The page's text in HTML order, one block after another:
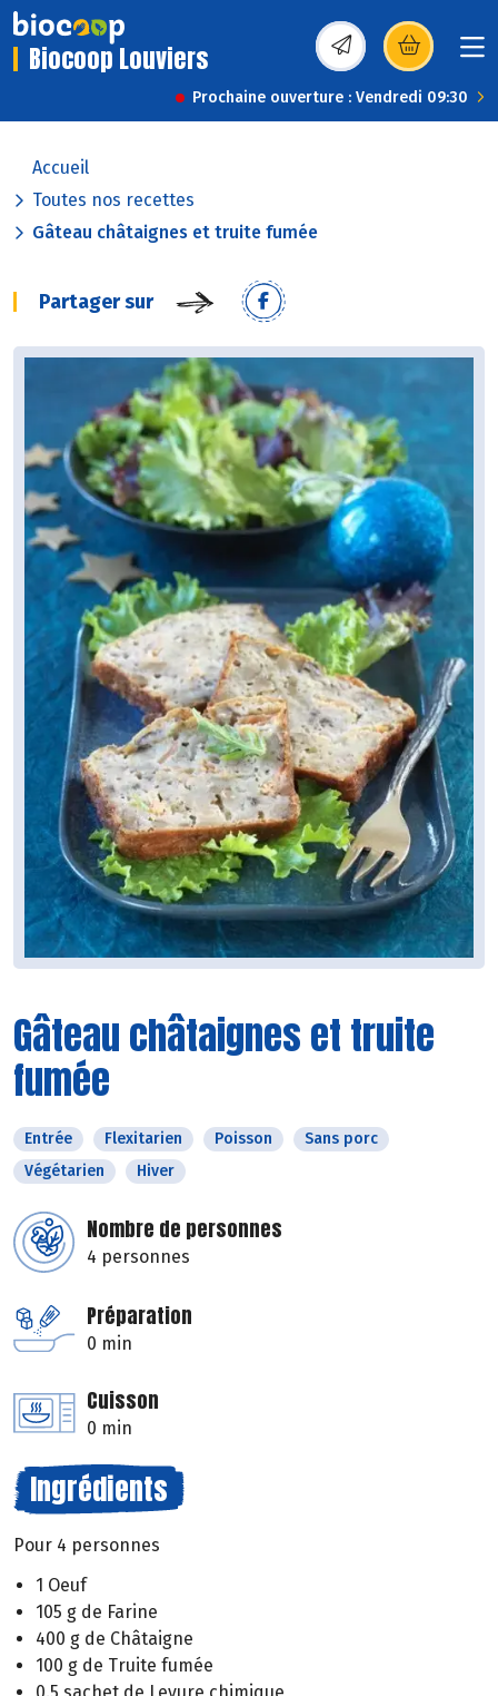
Biocoop Louviers (s’ouvre dans une
Prochaine ouverture : Vendredi 09:30
Accueil
Toutes nos recettes
Gâteau châtaignes et truite fumée
Partager sur
Gâteau châtaignes et truite
fumée
Entrée Flexitarien Poisson
Sans porc
Végétarien
Hiver
Nombre de personnes
4 personnes
Préparation
0 min
Cuisson
0 min
Ingrédients
Pour 4 personnes
1 Oeuf
105 g de Farine
400 g de Châtaigne
100 g de Truite fumée